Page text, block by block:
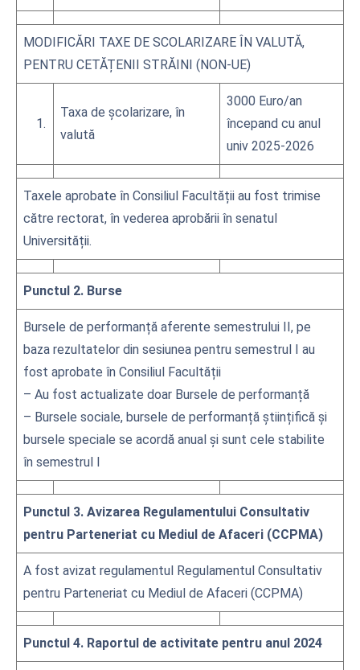
MODIFICĂRI TAXE DE SCOLARIZARE ÎN VALUTĂ,
PENTRU CETĂȚENII STRĂINI (NON-UE)
1.
Taxa de școlarizare, în
valută
3000 Euro/an
începand cu anul
univ 2025-2026
Taxele aprobate în Consiliul Facultății au fost trimise
către rectorat, în vederea aprobării în senatul
Universității.
Punctul 2. Burse
Bursele de performanță aferente semestrului II, pe
baza rezultatelor din sesiunea pentru semestrul I au
fost aprobate în Consiliul Facultății
– Au fost actualizate doar Bursele de performanță
– Bursele sociale, bursele de performanță științifică și
bursele speciale se acordă anual și sunt cele stabilite
în semestrul I
Punctul 3. Avizarea Regulamentului Consultativ
pentru Parteneriat cu Mediul de Afaceri (CCPMA)
A fost avizat regulamentul Regulamentul Consultativ
pentru Parteneriat cu Mediul de Afaceri (CCPMA)
Punctul 4. Raportul de activitate pentru anul 2024